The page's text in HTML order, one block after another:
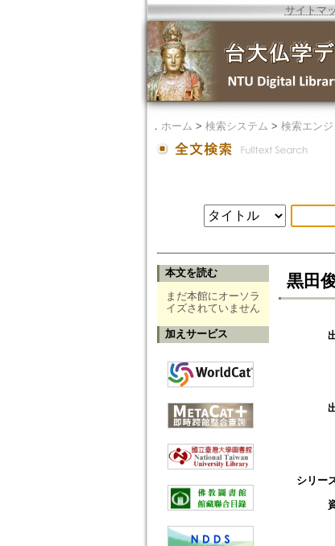
サイトマ
． ホーム > 検索システム > 検索エンジ
本文を読む
まだ本館にオーソラ
イズされていません
加えサービス
黒田
シリー